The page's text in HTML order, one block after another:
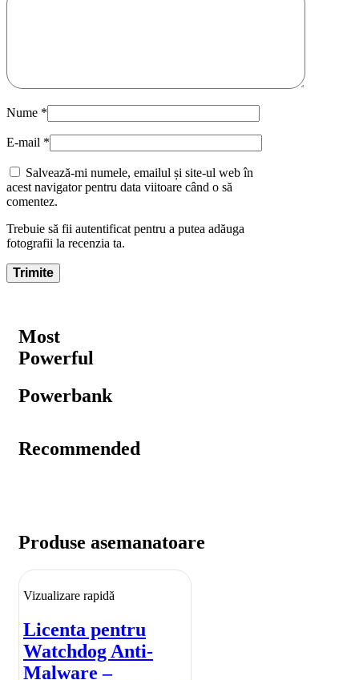
Nume *
E-mail *
Salvează-mi numele, emailul și site-ul web în
acest navigator pentru data viitoare când o să
comentez.
Trebuie să fii autentificat pentru a putea adăuga
fotografii la recenzia ta.
Most
Powerful
Powerbank
Recommended
Produse asemanatoare
Vizualizare rapidă
Licenta pentru
Watchdog Anti-
Malware –